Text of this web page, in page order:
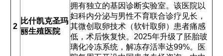
2
比什凯克圣玛
丽生殖医院
拥有独立的基因诊断实验室。该医院以
妇科内分泌与男性不育联合诊疗见长，
其微创取卵技术（软针取卵）患者痛感
低，术后恢复快。2025年升级了胚胎玻
璃化冷冻系统，解冻存活率达99%。医